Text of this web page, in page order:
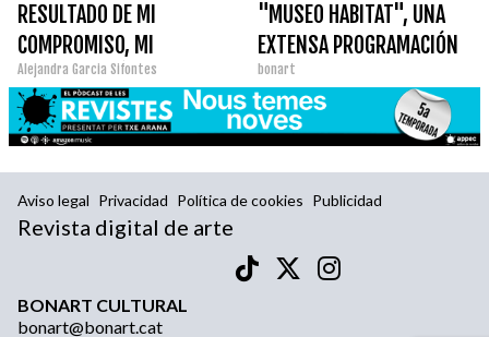
RESULTADO DE MI
COMPROMISO, MI
INVESTIGACIÓN Y MI
FORMA DE CONOCER LA
SOCIEDAD EN LA QUE
VIVIMOS”
Alejandra Garcia Sifontes
"MUSEO HABITAT", UNA
EXTENSA PROGRAMACIÓN
SOBRE EL FUTURO DE LOS
MUSEOS Y SU
TRANSFORMACIÓN
bonart
Aviso legal Privacidad Política de cookies Publicidad
Revista digital de arte
BONART CULTURAL
bonart@bonart.cat